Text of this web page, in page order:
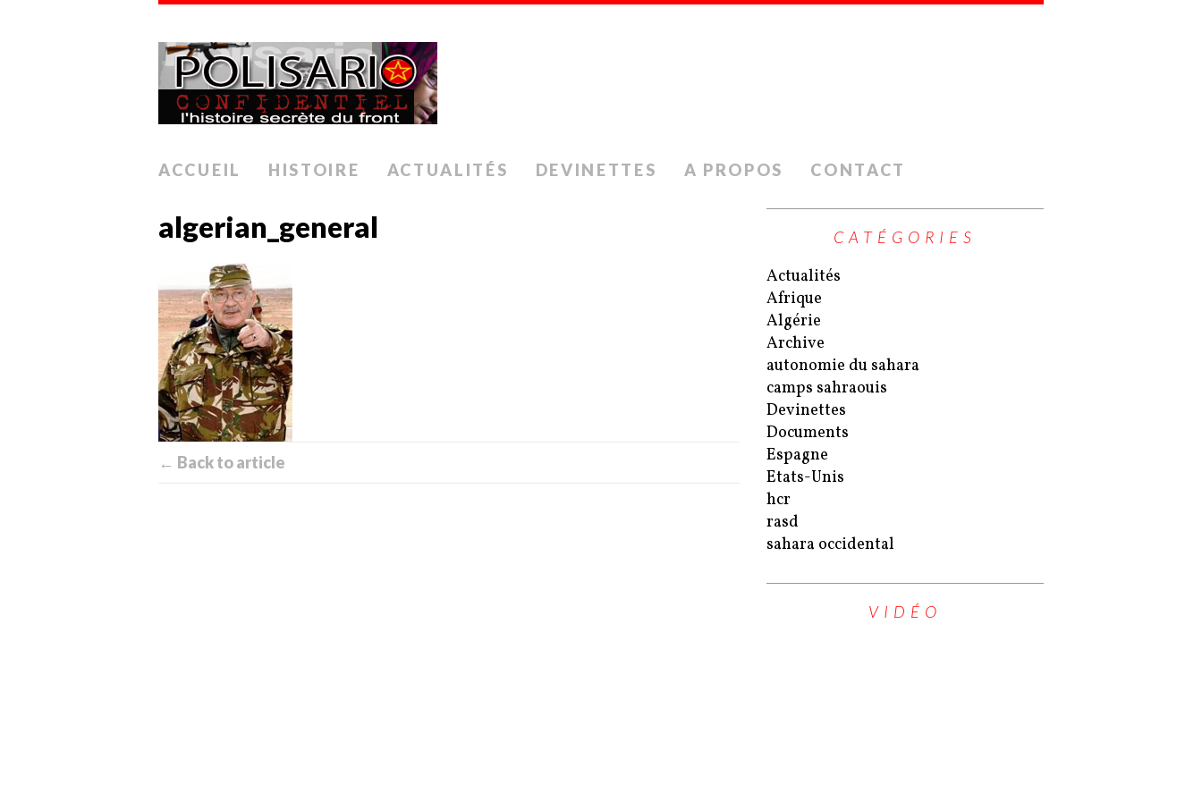
ACCUEIL HISTOIRE ACTUALITÉS DEVINETTES A PROPOS CONTACT
algerian_general
← Back to article
CATÉGORIES
Actualités
Afrique
Algérie
Archive
autonomie du sahara
camps sahraouis
Devinettes
Documents
Espagne
Etats-Unis
hcr
rasd
sahara occidental
VIDÉO